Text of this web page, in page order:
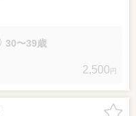
30〜39歳
2,500 円